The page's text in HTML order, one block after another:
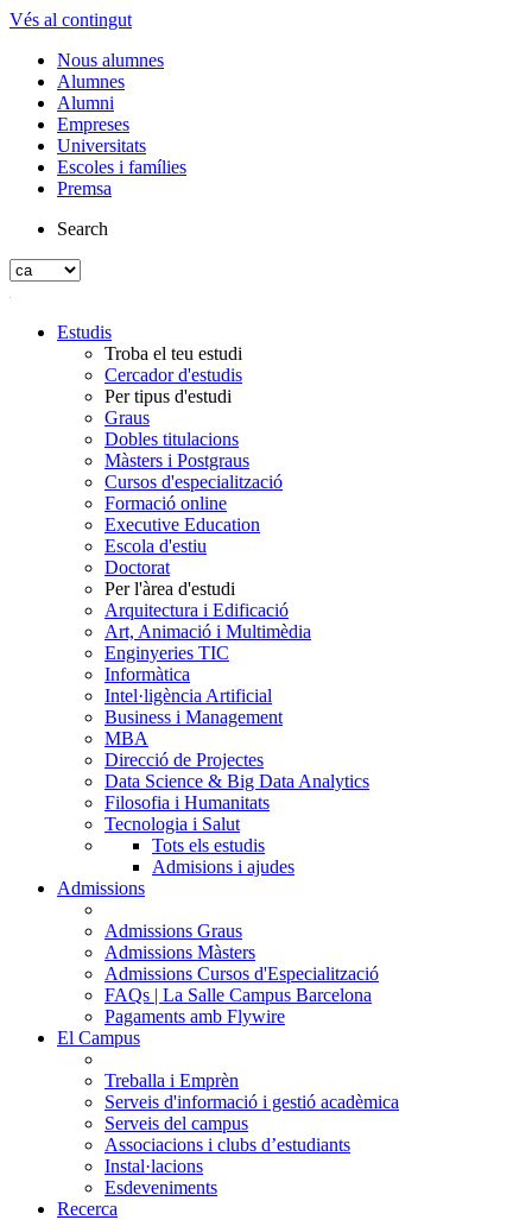
Vés al contingut
Nous alumnes
Alumnes
Alumni
Empreses
Universitats
Escoles i famílies
Premsa
Search
Estudis
Troba el teu estudi
Cercador d'estudis
Per tipus d'estudi
Graus
Dobles titulacions
Màsters i Postgraus
Cursos d'especialització
Formació online
Executive Education
Escola d'estiu
Doctorat
Per l'àrea d'estudi
Arquitectura i Edificació
Art, Animació i Multimèdia
Enginyeries TIC
Informàtica
Intel·ligència Artificial
Business i Management
MBA
Direcció de Projectes
Data Science & Big Data Analytics
Filosofia i Humanitats
Tecnologia i Salut
Tots els estudis
Admisions i ajudes
Admissions
Admissions Graus
Admissions Màsters
Admissions Cursos d'Especialització
FAQs | La Salle Campus Barcelona
Pagaments amb Flywire
El Campus
Treballa i Emprèn
Serveis d'informació i gestió acadèmica
Serveis del campus
Associacions i clubs d’estudiants
Instal·lacions
Esdeveniments
Recerca